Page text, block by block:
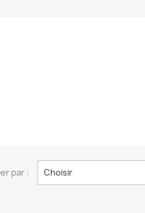
par : Choisir